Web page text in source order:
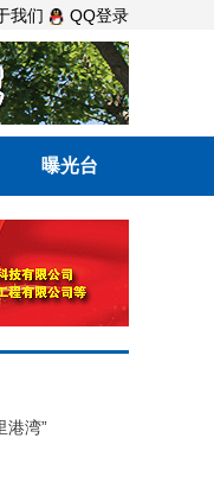
我们 QQ登录
曝光台
港湾”